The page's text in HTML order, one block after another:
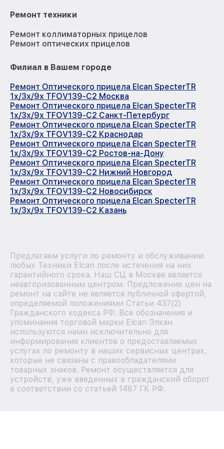
Ремонт техники
Ремонт коллиматорных прицелов
Ремонт оптических прицелов
Филиал в Вашем городе
Ремонт Оптического прицела Elcan SpecterTR
1x/3x/9x TFOV139-C2 Москва
Ремонт Оптического прицела Elcan SpecterTR
1x/3x/9x TFOV139-C2 Санкт-Петербург
Ремонт Оптического прицела Elcan SpecterTR
1x/3x/9x TFOV139-C2 Краснодар
Ремонт Оптического прицела Elcan SpecterTR
1x/3x/9x TFOV139-C2 Ростов-на-Дону
Ремонт Оптического прицела Elcan SpecterTR
1x/3x/9x TFOV139-C2 Нижний Новгород
Ремонт Оптического прицела Elcan SpecterTR
1x/3x/9x TFOV139-C2 Новосибирск
Ремонт Оптического прицела Elcan SpecterTR
1x/3x/9x TFOV139-C2 Казань
Предлагаем услуги по ремонту и обслуживанию
любых Техники Elcan после истечения на них
гарантийного срока. Наш СЦ в Москве является
неавторизованным центром. Предложение цен на
ремонт на сайте не является публичной офертой,
определяемой положениями Статьи 437(2)
Гражданского кодекса РФ. Все обозначения и
упоминания торговой марки Elcan Элкан
используются нами исключительно для
информирования клиентов о предоставляемых
услугах по ремонту в наших сервисных центрах,
которые не связаны с правообладателями
товарных знаков. Ремонт осуществляется для
устройств, уже введенных в гражданский оборот
в соответствии со статьей 1487 ГК РФ.